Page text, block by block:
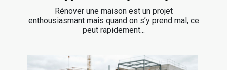
Rénover une maison est un projet
enthousiasmant mais quand on s’y prend mal, ce
peut rapidement...